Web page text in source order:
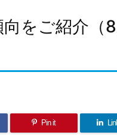
をご紹介（
Pin it